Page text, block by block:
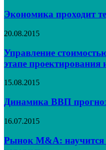
Экономика проходит
20.08.2015
Управление
этапе проектирования
15.08.2015
Динамика ВВП
16.07.2015
Рынок M&A: